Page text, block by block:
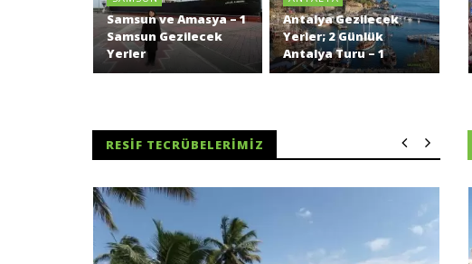
Samsun ve Amasya – 1
Samsun Gezilecek
Yerler
Antalya Gezilecek
Yerler; 2 Günlük
Antalya Turu – 1
RESIF TECRÜBELERIMIZ